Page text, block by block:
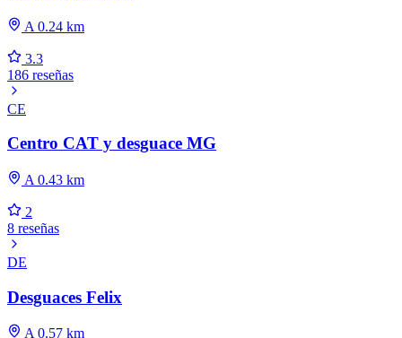
A 0.24 km
3.3
186 reseñas
CE
Centro CAT y desguace MG
A 0.43 km
2
8 reseñas
DE
Desguaces Felix
A 0.57 km